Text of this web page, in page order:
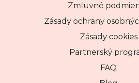
Zmluvné
Zásady ochrany
Zásady cookies
Partnerský
FAQ